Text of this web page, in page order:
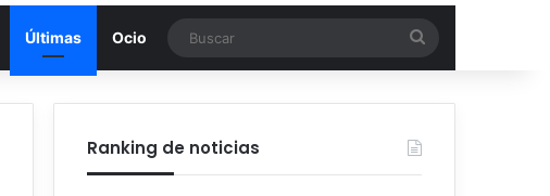
Últimas Ocio
Ranking de noticias